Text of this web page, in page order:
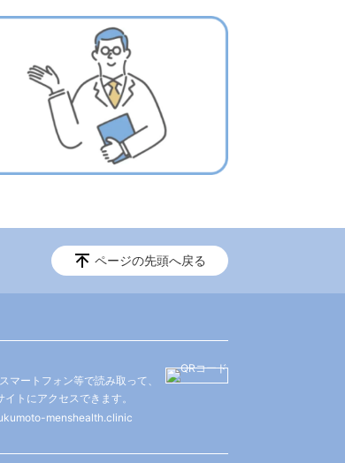
ページの先頭へ戻る
マートフォン等で読み取って、
イトにアクセスできます。
menshealth.clinic